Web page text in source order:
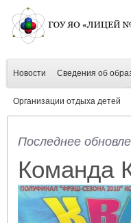
Новости Сведения об
Организации отдыха детей
Последнее
Команда